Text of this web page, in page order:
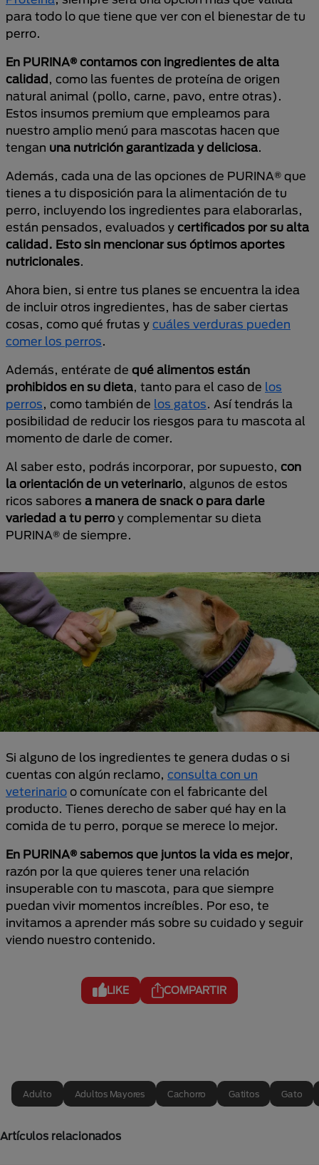
para todo lo que tiene que ver con el bienestar de tu
perro.
En PURINA® contamos con ingredientes de alta
calidad, como las fuentes de proteína de origen
natural animal (pollo, carne, pavo, entre otras).
Estos insumos premium que empleamos para
nuestro amplio menú para mascotas hacen que
tengan una nutrición garantizada y deliciosa.
Además, cada una de las opciones de PURINA® que
tienes a tu disposición para la alimentación de tu
perro, incluyendo los ingredientes para elaborarlas,
están pensados, evaluados y certificados por su alta
calidad. Esto sin mencionar sus óptimos aportes
nutricionales.
Ahora bien, si entre tus planes se encuentra la idea
de incluir otros ingredientes, has de saber ciertas
cosas, como qué frutas y cuáles verduras pueden
comer los perros.
Además, entérate de qué alimentos están
prohibidos en su dieta, tanto para el caso de los
perros, como también de los gatos. Así tendrás la
posibilidad de reducir los riesgos para tu mascota al
momento de darle de comer.
Al saber esto, podrás incorporar, por supuesto, con
la orientación de un veterinario, algunos de estos
ricos sabores a manera de snack o para darle
variedad a tu perro y complementar su dieta
PURINA® de siempre.
Si alguno de los ingredientes te genera dudas o si
cuentas con algún reclamo, consulta con un
veterinario o comunícate con el fabricante del
producto. Tienes derecho de saber qué hay en la
comida de tu perro, porque se merece lo mejor.
En PURINA® sabemos que juntos la vida es mejor,
razón por la que quieres tener una relación
insuperable con tu mascota, para que siempre
puedan vivir momentos increíbles. Por eso, te
invitamos a aprender más sobre su cuidado y seguir
viendo nuestro contenido.
LIKE COMPARTIR
Adulto Adultos Mayores Cachorro Gatitos Gato
Artículos relacionados